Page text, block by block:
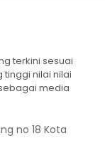
terkini sesuai
nilai nilai
media
no 18 Kota